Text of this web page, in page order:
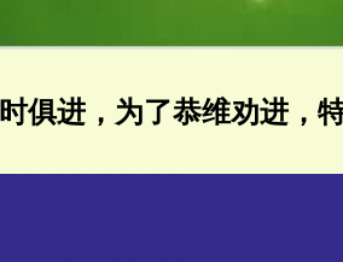
时俱进，为了恭维劝进，